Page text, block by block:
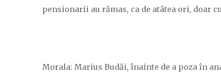
pensionarii au rămas, ca de atâtea ori, doar
Morala: Marius Budăi, înainte de a poza în